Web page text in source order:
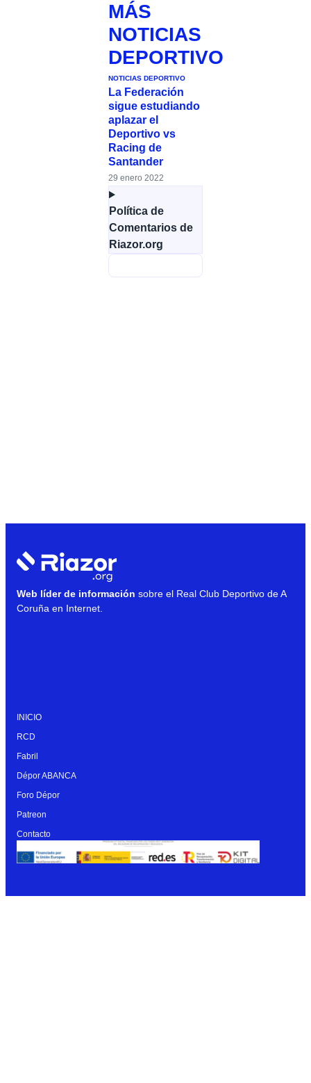
MÁS
NOTICIAS
DEPORTIVO
NOTICIAS DEPORTIVO
La Federación
sigue estudiando
aplazar el
Deportivo vs
Racing de
Santander
29 enero 2022
Política de
Comentarios de
Riazor.org
Web líder de información sobre el Real Club Deportivo de A
Coruña en Internet.
INICIO
RCD
Fabril
Dépor ABANCA
Foro Dépor
Patreon
Contacto